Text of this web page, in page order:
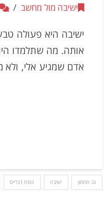
ישיבה מול מחשב
ישיבה היא פעולה
אותה. מה שתלמדו
אדם שמגיע אלי,
גב תחתון ישיבה כפות רגליים